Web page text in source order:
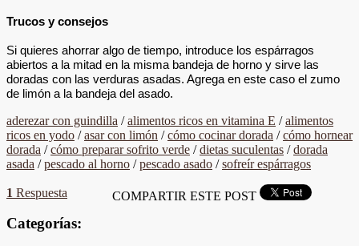
Trucos y consejos
Si quieres ahorrar algo de tiempo, introduce los espárragos
abiertos a la mitad en la misma bandeja de horno y sirve las
doradas con las verduras asadas. Agrega en este caso el zumo
de limón a la bandeja del asado.
aderezar con guindilla /alimentos ricos en vitamina E /alimentos
ricos en yodo /asar con limón /cómo cocinar dorada /cómo hornear
dorada /cómo preparar sofrito verde /dietas suculentas /dorada
asada /pescado al horno /pescado asado /sofreír espárragos
1 Respuesta COMPARTIR ESTE POST
Categorías: